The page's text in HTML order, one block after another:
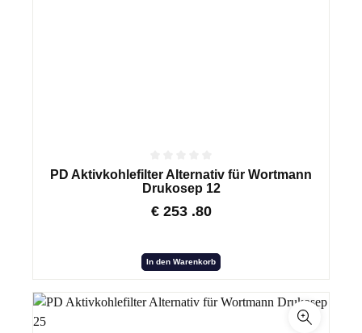
PD Aktivkohlefilter Alternativ für Wortmann
Drukosep 12
€ 253 .80
In den Warenkorb